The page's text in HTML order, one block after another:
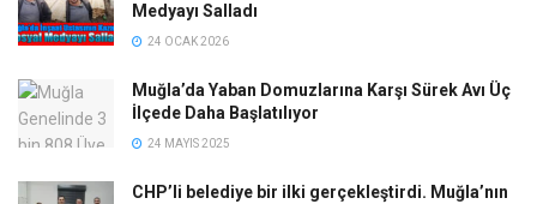
Medyayı Salladı
24 OCAK 2026
Muğla’da Yaban Domuzlarına Karşı Sürek Avı Üç
İlçede Daha Başlatılıyor
24 MAYIS 2025
CHP’li belediye bir ilki gerçekleştirdi. Muğla’nın